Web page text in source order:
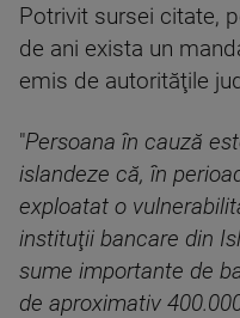
Potrivit sursei citate,
de ani exista un
emis de autorităţile
"Persoana în cauză
islandeze că, în
exploatat o
instituţii bancare din
sume importante de
de aproximativ